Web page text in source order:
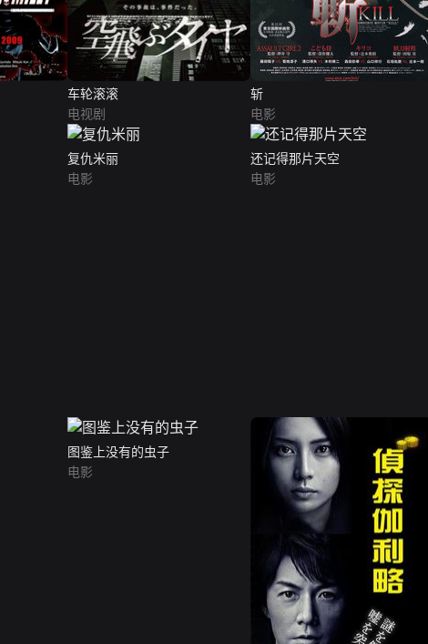
车轮滚滚
电视剧
斩
电影
复仇米丽
电影
还记得那片天空
电影
图鉴上没有的虫子
电影